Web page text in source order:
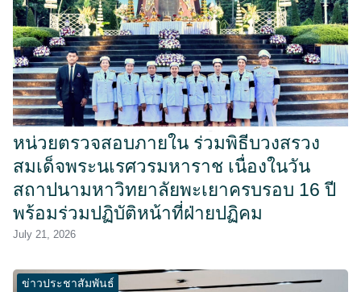
หน่วยตรวจสอบภายใน ร่วมพิธีบวงสรวง
สมเด็จพระนเรศวรมหาราช เนื่องในวัน
สถาปนามหาวิทยาลัยพะเยาครบรอบ 16 ปี
พร้อมร่วมปฏิบัติหน้าที่ฝ่ายปฏิคม
July 21, 2026
ข่าวประชาสัมพันธ์